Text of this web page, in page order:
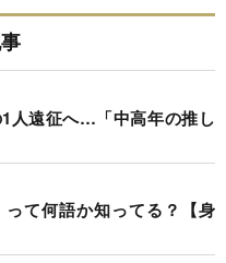
人遠征へ…「中高年の推し
て何語か知ってる？【身